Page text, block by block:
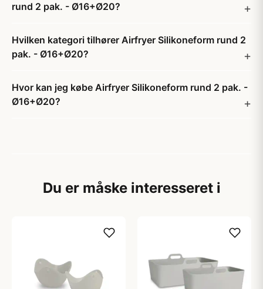
rund 2 pak. - Ø16+Ø20?
Hvilken kategori tilhører Airfryer Silikoneform rund 2
pak. - Ø16+Ø20?
Hvor kan jeg købe Airfryer Silikoneform rund 2 pak. -
Ø16+Ø20?
Du er måske interesseret i